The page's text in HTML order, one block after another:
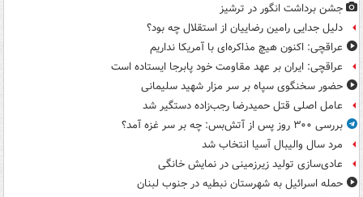
جشن برداشت انگور در ترشیز
دلیل جدایی رامین رضاییان از استقلال چه بود؟
عراقچی: اکنون هیچ مذاکره‌ای با آمریکا نداریم
عراقچی: ایران بر عهد مقاومت خود پابرجا ایستاده است
حضور سخنگوی سپاه بر سر مزار شهید سلیمانی
عامل اصلی قتل حمیدرضا رجب‌زاده دستگیر شد
بررسی ۳۰۰ روز پس از آتش‌بس: چه بر سر غزه آمد؟
مرد سال والیبال آسیا انتخاب شد
عادی‌سازی تولید زیرزمینی در نمایش خانگی
حمله اسرائیل به شهرستان نبطیه در جنوب لبنان